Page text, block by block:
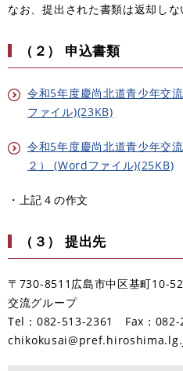
なお、提出された書類は返却しな
（２） 申込書類
令和5年度慶尚北道青少年交
ファイル)(23KB)
令和5年度慶尚北道青少年交
２） (Wordファイル)(25KB)
・上記４の作文
（３） 提出先
〒730-8511広島市中区基町10-
交流グループ
Tel：082-513-2361 Fax：